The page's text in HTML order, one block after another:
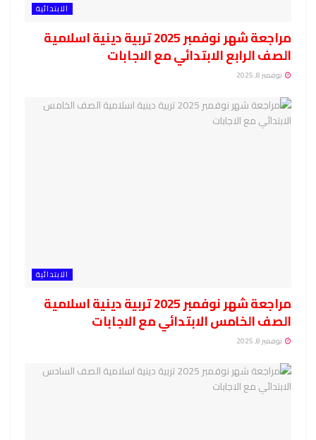
الابتدائية
مراجعة شهر نوفمبر 2025 تربية دينية اسلامية
الصف الرابع الابتدائي مع الاجابات
نوفمبر 8, 2025
الابتدائية
مراجعة شهر نوفمبر 2025 تربية دينية اسلامية
الصف الخامس الابتدائي مع الاجابات
نوفمبر 8, 2025